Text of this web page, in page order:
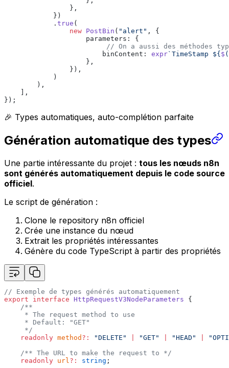
},
} )
. true (
new PostBin ( "alert" ,
{
parameters :
{
// On a aussi des méthodes
binContent : expr`TimeStamp ${ $ (
},
} ) ,
)
) ,
,
} ) ;
🎉 Types automatiques, auto-complétion parfaite
Génération automatique des types
Une partie intéressante du projet : tous les nœuds n8n
sont générés automatiquement depuis le code source
officiel.
Le script de génération :
Clone le repository n8n officiel
Crée une instance du nœud
Extrait les propriétés intéressantes
Génère du code TypeScript à partir des propriétés
// Exemple de types générés
automatiquement
export
interface HttpRequestV3NodeParameters
{
/**
* The request method to
use
*
Default:
"GET"
*/
readonly method ?: "DELETE " "GET" "HEAD " "
/** The URL to make the request to
*/
readonly url?: string ;